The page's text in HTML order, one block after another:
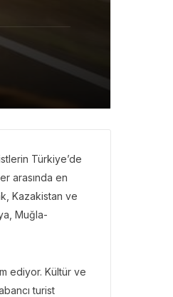
Türkiye’de
arasında en
Kazakistan ve
Muğla-
ediyor. Kültür ve
turist